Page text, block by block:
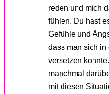
reden und mich
fühlen. Du hast
Gefühle und
dass man sich in
versetzen
manchmal
mit diesen